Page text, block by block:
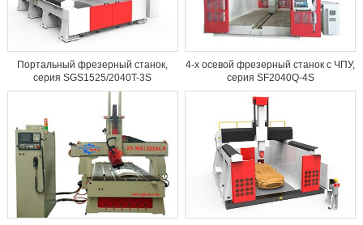
Портальный фрезерный станок,
серия SGS1525/2040T-3S
4-х осевой фрезерный станок с ЧПУ,
серия SF2040Q-4S